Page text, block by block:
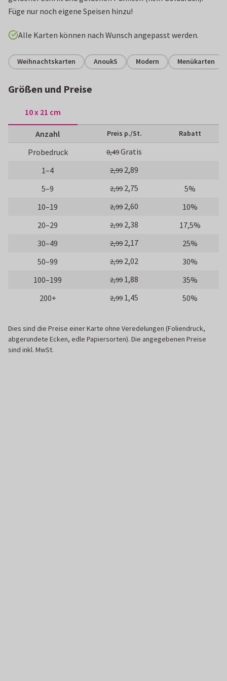
Füge nur noch eigene Speisen hinzu!
Alle Karten können nach Wunsch angepasst werden.
Weihnachtskarten AnoukS Modern Menükarten
Größen und Preise
10 x 21 cm
Anzahl Preis p./St. Rabatt
Probedruck 0,49Gratis
1–4
2,99 2,89
5–9
2,99 2,75
5%
10–19
2,99 2,60
10%
20–29
2,99 2,38
17,5%
30–49
2,99 2,17
25%
50–99
2,99 2,02
30%
100–199
2,99 1,88
35%
200+
2,99 1,45 50%
Dies sind die Preise einer Karte ohne Veredelungen (Foliendruck,
abgerundete Ecken, edle Papiersorten). Die angegebenen Preise
sind inkl. MwSt.